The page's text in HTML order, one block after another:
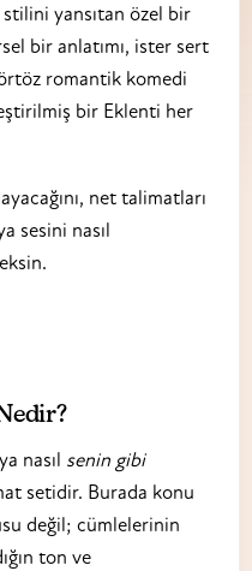
stilini yansıtan özel bir
bir anlatımı, ister sert
romantik komedi
bir Eklenti her
net talimatları
sesini nasıl
nasıl senin gibi
setidir. Burada konu
değil; cümlelerinin
ton ve